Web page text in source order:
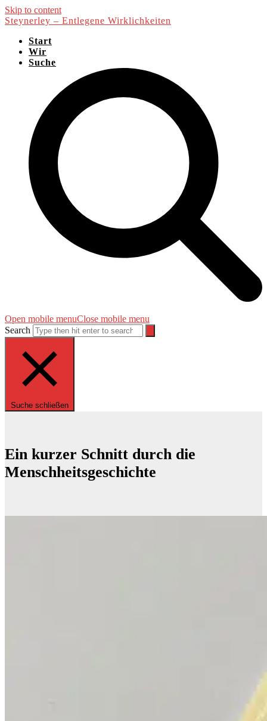
Skip to content
Steynerley – Entlegene Wirklichkeiten
Start
Wir
Suche
Open mobile menuClose mobile menu
Search
Suche schließen
Ein kurzer Schnitt durch die
Menschheitsgeschichte